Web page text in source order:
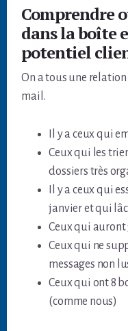
Comprendre
dans la boîte
potentiel
On a tous une
mail.
Il y a ceux qui
Ceux qui les
dossiers très
Il y a ceux qui
janvier et qui
Ceux qui auront
Ceux qui ne
messages non
Ceux qui ont 8
(comme nous)